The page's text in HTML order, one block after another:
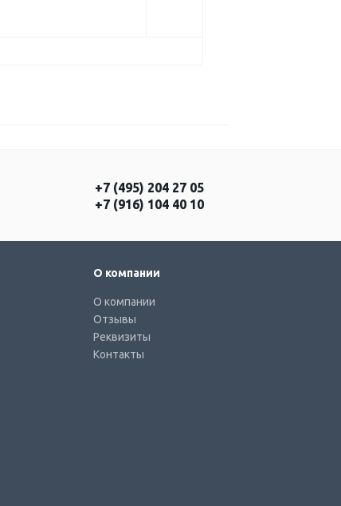
+7 (495) 204 27 05
+7 (916) 104 40 10
О компании
О компании
Отзывы
Реквизиты
Контакты